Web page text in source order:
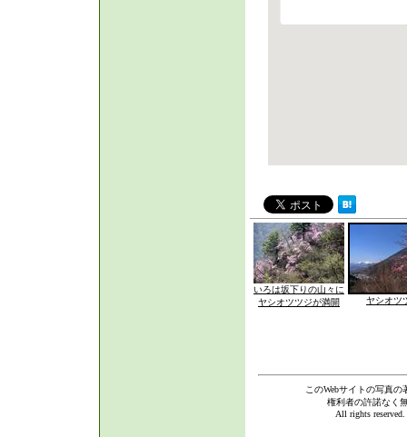
いろは坂下りの山々に
ヤシオツツジが満開
ヤシオツ
このWebサイトの写真の
権利者の許諾なく
All rights